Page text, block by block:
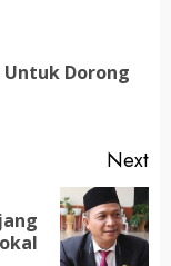
Untuk Dorong
Next